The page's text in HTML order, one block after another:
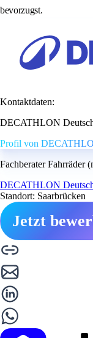
bevorzugst.
Kontaktdaten:
DECATHLON
Profil von
Fachberater Fahrräder
DECATHLON
Standort: Saarbrücken
Jetzt